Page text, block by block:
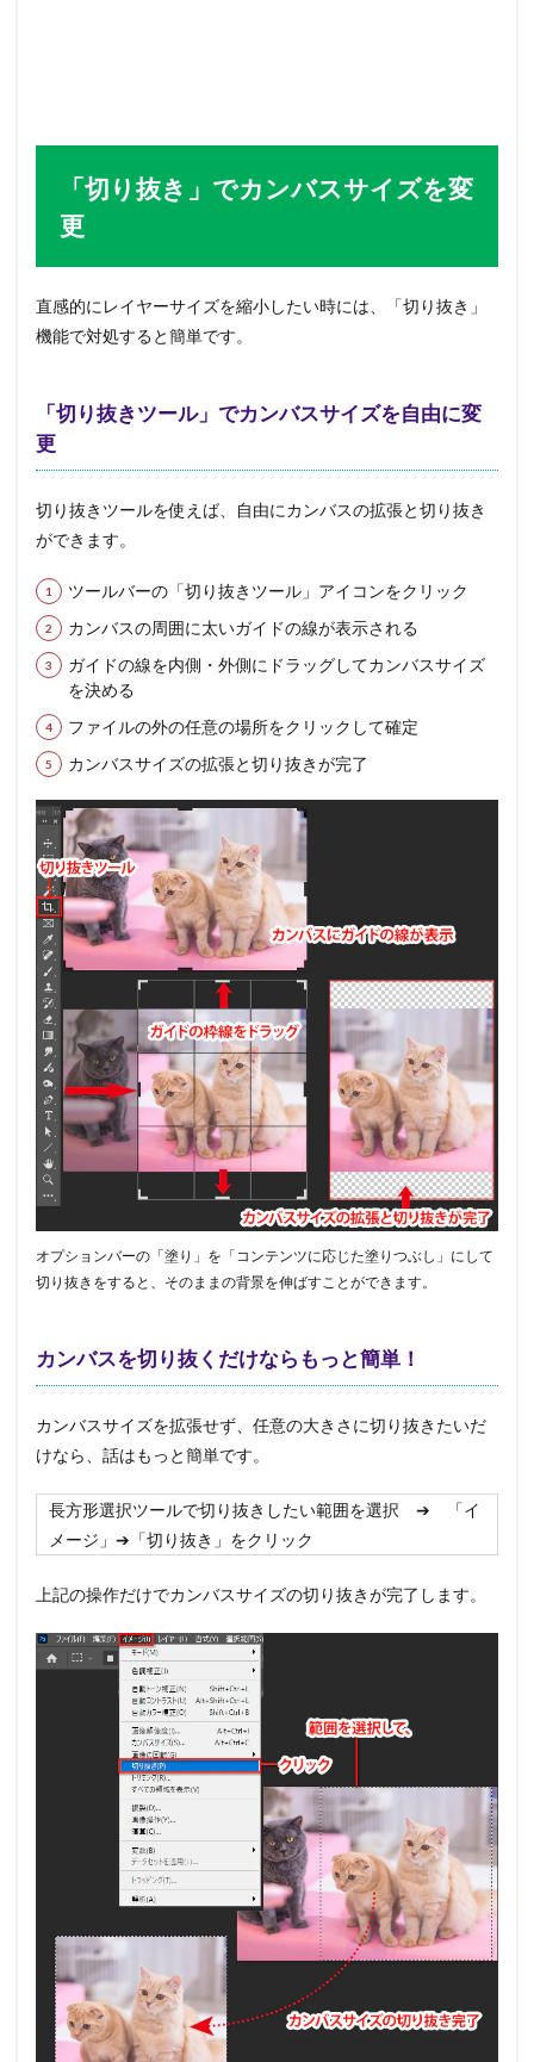
「切り抜き」でカンバスサイズを変
更
直感的にレイヤーサイズを縮小したい時には、「切り抜き」
機能で対処すると簡単です。
「切り抜きツール」でカンバスサイズを自由に変
更
切り抜きツールを使えば、自由にカンバスの拡張と切り抜き
ができます。
ツールバーの「切り抜きツール」アイコンをクリック
カンバスの周囲に太いガイドの線が表示される
ガイドの線を内側・外側にドラッグしてカンバスサイズ
を決める
ファイルの外の任意の場所をクリックして確定
カンバスサイズの拡張と切り抜きが完了
オプションバーの「塗り」を「コンテンツに応じた塗りつぶし」にして
切り抜きをすると、そのままの背景を伸ばすことができます。
カンバスを切り抜くだけならもっと簡単！
カンバスサイズを拡張せず、任意の大きさに切り抜きたいだ
けなら、話はもっと簡単です。
長方形選択ツールで切り抜きしたい範囲を選択 ➔ 「イ
メージ」➔「切り抜き」をクリック
上記の操作だけでカンバスサイズの切り抜きが完了します。